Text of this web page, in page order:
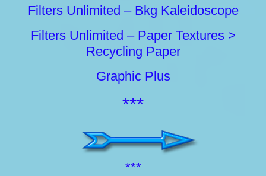
Filters Unlimited – Bkg Kaleidoscope
Filters Unlimited – Paper Textures >
Recycling Paper
Graphic Plus
***
***